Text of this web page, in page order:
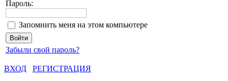
Пароль:
Запомнить меня на этом компьютере
Забыли свой пароль?
ВХОД
РЕГИСТРАЦИЯ